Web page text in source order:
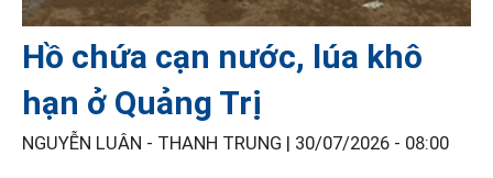
Hồ chứa cạn nước, lúa khô
hạn ở Quảng Trị
NGUYỄN LUÂN - THANH TRUNG | 30/07/2026 - 08:00